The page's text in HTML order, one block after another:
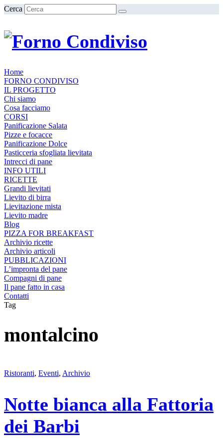
Cerca
Home
FORNO CONDIVISO
IL PROGETTO
Chi siamo
Cosa facciamo
CORSI
Panificazione Salata
Pizze e focacce
Panificazione Dolce
Pasticceria sfogliata lievitata
Intrecci di pane
INFO UTILI
RICETTE
Grandi lievitati
Lievito di birra
Lievitazione mista
Lievito madre
Blog
PIZZA FOR BREAKFAST
Archivio ricette
Archivio articoli
PUBBLICAZIONI
L’impronta del pane
Compagni di pane
Il pane fatto in casa
Contatti
Tag
montalcino
Ristoranti, Eventi, Archivio
Notte bianca alla Fattoria
dei Barbi